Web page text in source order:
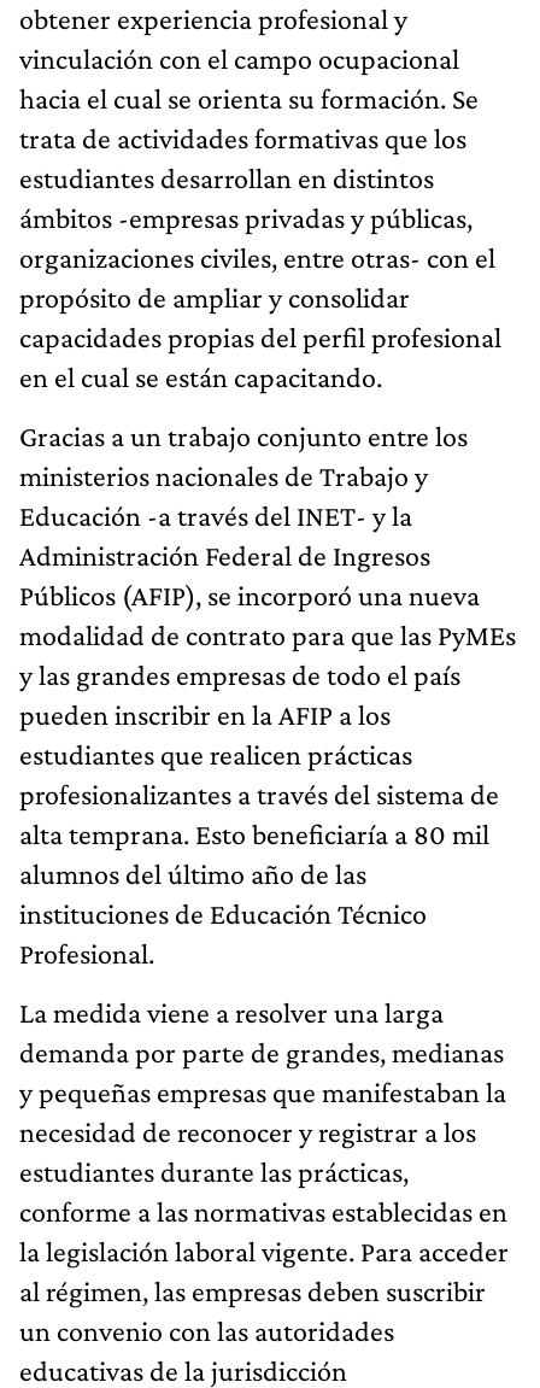
obtener experiencia profesional y
vinculación con el campo ocupacional
hacia el cual se orienta su formación. Se
trata de actividades formativas que los
estudiantes desarrollan en distintos
ámbitos -empresas privadas y públicas,
organizaciones civiles, entre otras- con el
propósito de ampliar y consolidar
capacidades propias del perfil profesional
en el cual se están capacitando.
Gracias a un trabajo conjunto entre los
ministerios nacionales de Trabajo y
Educación -a través del INET- y la
Administración Federal de Ingresos
Públicos (AFIP), se incorporó una nueva
modalidad de contrato para que las PyMEs
y las grandes empresas de todo el país
pueden inscribir en la AFIP a los
estudiantes que realicen prácticas
profesionalizantes a través del sistema de
alta temprana. Esto beneficiaría a 80 mil
alumnos del último año de las
instituciones de Educación Técnico
Profesional.
La medida viene a resolver una larga
demanda por parte de grandes, medianas
y pequeñas empresas que manifestaban la
necesidad de reconocer y registrar a los
estudiantes durante las prácticas,
conforme a las normativas establecidas en
la legislación laboral vigente. Para acceder
al régimen, las empresas deben suscribir
un convenio con las autoridades
educativas de la jurisdicción